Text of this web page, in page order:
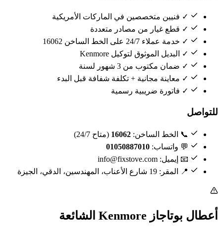
✓ فنيين متخصصين في الماركات الأمريكية
✓ قطع غيار من مصادر متعددة
✓ خدمة عملاء 24/7 على الخط الساخن 16062
✓ البديل الموثوق لتوكيل Kenmore
✓ ضمان مكتوب من 3 شهور لسنة
✓ معاينة مجانية + تكلفة شفافة قبل البدء
✓ فاتورة ضريبية رسمية
للتواصل
📞 الخط الساخن: 16062 (متاح 24/7)
💬 واتساب: 01050887010
📧 إيميل: info@fixstove.com
📍 المقر: 19 شارع الأعناب، المهندسين، الدقي، الجيزة
أعطال بوتاجاز Kenmore الشائعة